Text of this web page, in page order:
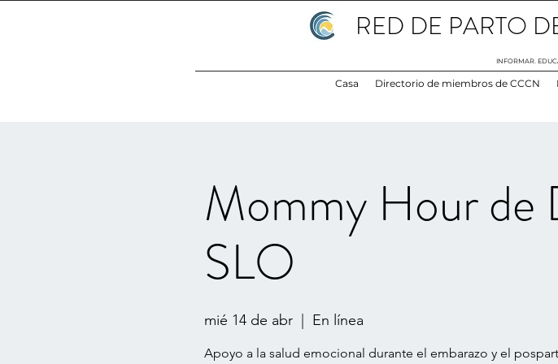
RED DE PARTO
INFORMAR.
Casa Directorio de miembros de CCCN
Mommy Hour de
SLO
mié 14 de abr
  |
En línea
Apoyo a la salud emocional durante el embarazo y el